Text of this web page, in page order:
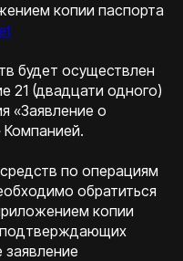
копии паспорта
будет осуществлен
21 (двадцати одного)
«Заявление о
по операциям
обратиться
копии
подтверждающих